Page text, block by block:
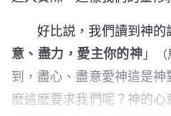
好比説，我們讀到神的
意、盡力，愛主你的神 」
到，盡心、盡意愛神這是
麽這麽要求我們呢？神的